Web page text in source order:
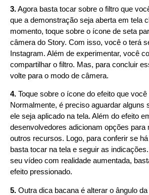
3.Agora basta tocar sobre o filtro que
que a demonstração seja aberta em tela
momento, toque sobre o ícone de seta
câmera do Story. Com isso, você o terá
Instagram. Além de experimentar, você
compartilhar o filtro. Mas, para concluir
volte para o modo de câmera.
4. Toque sobre o ícone do efeito que você
Normalmente, é preciso aguardar alguns
ele seja aplicado na tela. Além do efeito
desenvolvedores adicionam opções para
outros recursos. Logo, para conferir se
basta tocar na tela e seguir as
seu vídeo com realidade aumentada,
efeito pressionado.
5. Outra dica bacana é alterar o ângulo